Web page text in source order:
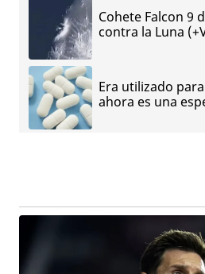
Cohete Falcon 9
contra la Luna
Era utilizado
ahora es una